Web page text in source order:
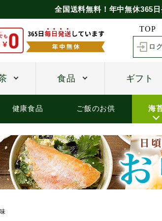
全国送料無料！年中無休365
TOP
ロ
食品 ギフト
健康食品 ご飯のお供 海